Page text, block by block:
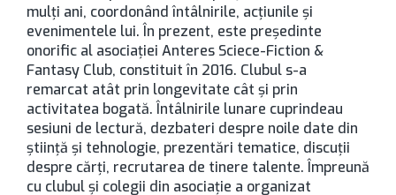
mulți ani, coordonând întâlnirile, acțiunile și
evenimentele lui. În prezent, este președinte
onorific al asociației Anteres Sciece-Fiction &
Fantasy Club, constituit în 2016. Clubul s-a
remarcat atât prin longevitate cât și prin
activitatea bogată. Întâlnirile lunare cuprindeau
sesiuni de lectură, dezbateri despre noile date din
știință și tehnologie, prezentări tematice, discuții
despre cărți, recrutarea de tinere talente. Împreună
cu clubul și colegii din asociație a organizat